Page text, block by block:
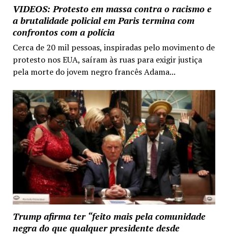
VIDEOS: Protesto em massa contra o racismo e
a brutalidade policial em Paris termina com
confrontos com a polícia
Cerca de 20 mil pessoas, inspiradas pelo movimento de
protesto nos EUA, saíram às ruas para exigir justiça
pela morte do jovem negro francês Adama...
Trump afirma ter “feito mais pela comunidade
negra do que qualquer presidente desde